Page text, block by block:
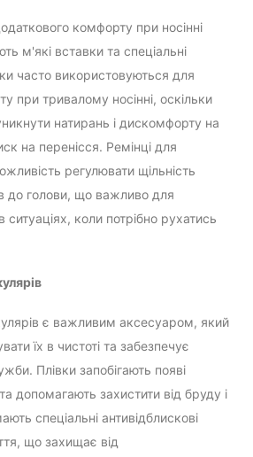
комфорту при носінні
м'які вставки та спеціальні
часто використовуються для
при тривалому носінні, оскільки
натирань і дискомфорту на
на перенісся. Ремінці для
регулювати щільність
до голови, що важливо для
ситуаціях, коли потрібно рухатись
є важливим аксесуаром, який
їх в чистоті та забезпечує
Плівки запобігають появі
допомагають захистити від бруду і
спеціальні антивідблискові
що захищає від